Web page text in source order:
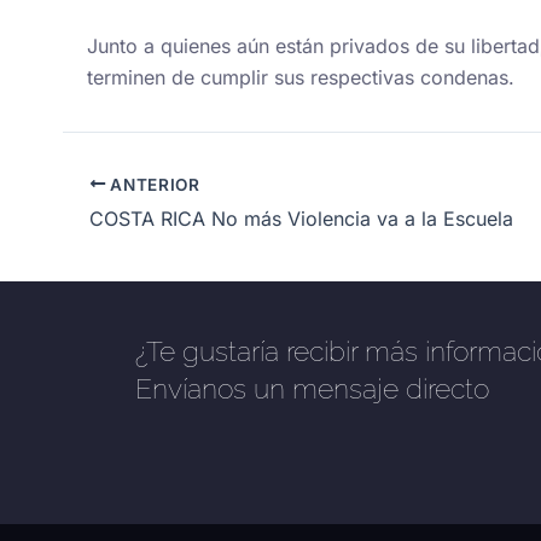
Junto a quienes aún están privados de su
terminen de cumplir sus respectivas condenas.
ANTERIOR
COSTA RICA No más Violencia va a la Escuela
¿Te gustaría recibir más
Envíanos un mensaje directo